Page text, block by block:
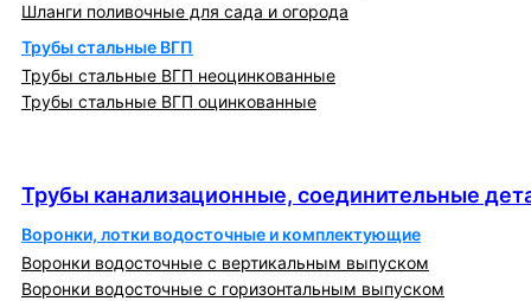
Шланги поливочные для сада и огорода
Трубы стальные ВГП
Трубы стальные ВГП неоцинкованные
Трубы стальные ВГП оцинкованные
Трубы канализационные, соединительные
Воронки, лотки водосточные и комплектующие
Воронки водосточные с вертикальным выпуском
Воронки водосточные с горизонтальным выпуском